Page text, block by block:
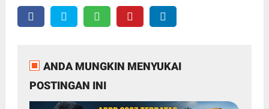
ANDA MUNGKIN MENYUKAI
POSTINGAN INI